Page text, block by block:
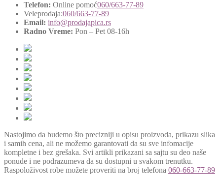
Telefon: Online pomoć060/663-77-89
Veleprodaja:060/663-77-89
Email: info@prodajapica.rs
Radno Vreme: Pon – Pet 08-16h
Nastojimo da budemo što precizniji u opisu proizvoda, prikazu slika
i samih cena, ali ne možemo garantovati da su sve infomacije
kompletne i bez grešaka. Svi artikli prikazani sa sajtu su deo naše
ponude i ne podrazumeva da su dostupni u svakom trenutku.
Raspoloživost robe možete proveriti na broj telefona 060-663-77-89